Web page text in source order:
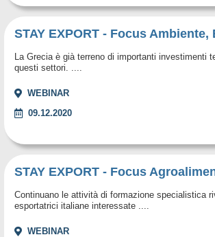
STAY EXPORT - Focus Ambiente,
La Grecia è già terreno di importanti investimenti
questi settori. ....
WEBINAR
09.12.2020
STAY EXPORT - Focus
Continuano le attività di formazione specialistica
esportatrici italiane interessate ....
WEBINAR